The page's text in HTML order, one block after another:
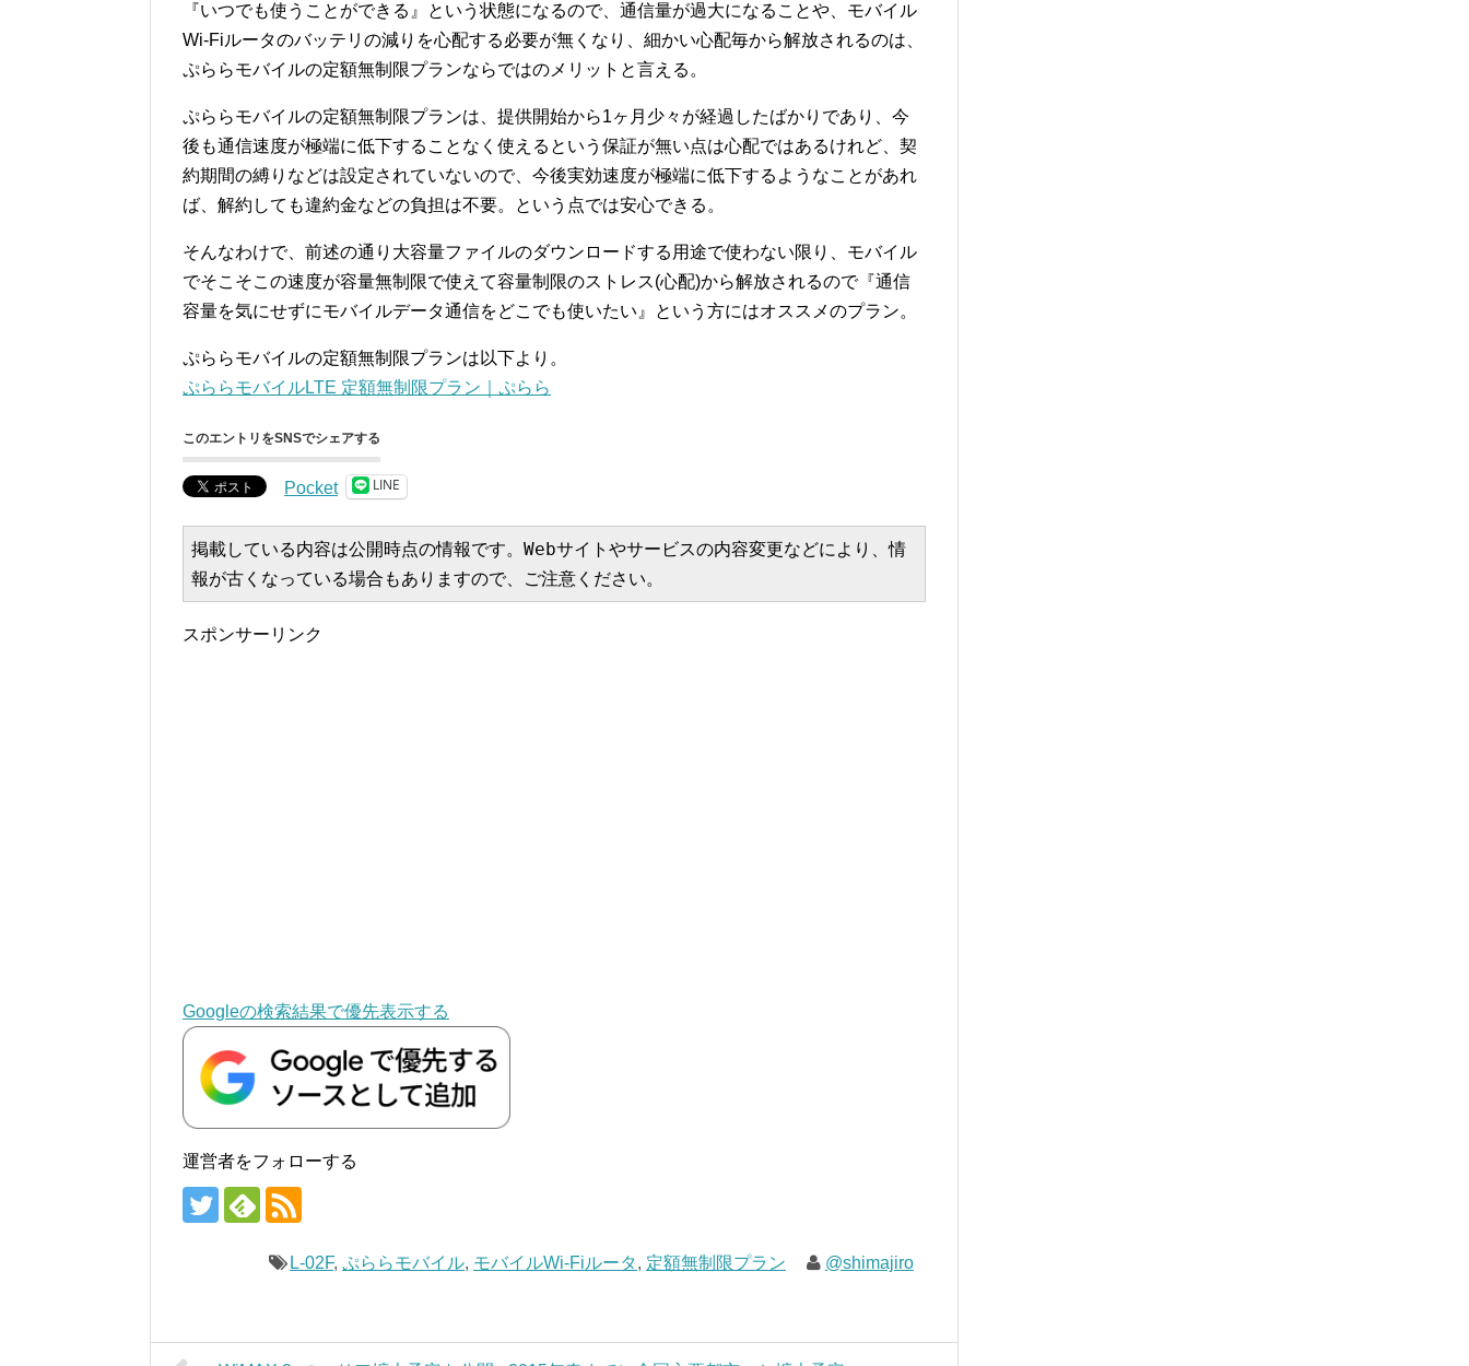
『いつでも使うことができる』という状態になるので、通信量が過大になることや、モバイル
Wi-Fiルータのバッテリの減りを心配する必要が無くなり、細かい心配毎から解放されるのは、
ぷららモバイルの定額無制限プランならではのメリットと言える。
ぷららモバイルの定額無制限プランは、提供開始から1ヶ月少々が経過したばかりであり、今
後も通信速度が極端に低下することなく使えるという保証が無い点は心配ではあるけれど、契
約期間の縛りなどは設定されていないので、今後実効速度が極端に低下するようなことがあれ
ば、解約しても違約金などの負担は不要。という点では安心できる。
そんなわけで、前述の通り大容量ファイルのダウンロードする用途で使わない限り、モバイル
でそこそこの速度が容量無制限で使えて容量制限のストレス(心配)から解放されるので『通信
容量を気にせずにモバイルデータ通信をどこでも使いたい』という方にはオススメのプラン。
ぷららモバイルの定額無制限プランは以下より。
ぷららモバイルLTE 定額無制限プラン｜ぷらら
このエントリをSNSでシェアする
Pocket LINE
掲載している内容は公開時点の情報です。Webサイトやサービスの内容変更などにより、情
報が古くなっている場合もありますので、ご注意ください。
スポンサーリンク
Googleの検索結果で優先表示する
運営者をフォローする
L-02F,ぷららモバイル, モバイルWi-Fiルータ, 定額無制限プラン @shimajiro